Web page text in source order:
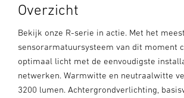
Overzicht
Bekijk onze R-serie in actie. Met het
sensorarmatuursysteem van dit moment
optimaal licht met de eenvoudigste
netwerken. Warmwitte en neutraalwitte
3200 lumen. Achtergrondverlichting,